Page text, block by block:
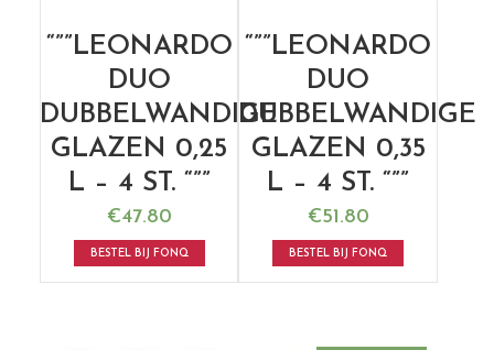
“””LEONARDO
DUO
DUBBELWANDIGE
GLAZEN 0,25
L – 4 ST. “””
€47.80
BESTEL BIJ FONQ
“””LEONARDO
DUO
DUBBELWANDIGE
GLAZEN 0,35
L – 4 ST. “””
€51.80
BESTEL BIJ FONQ